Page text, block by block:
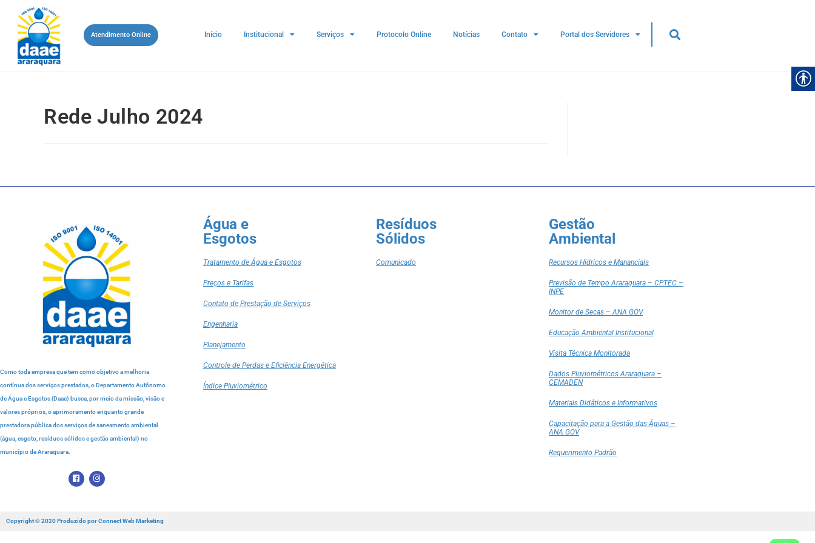
Atendimento Online Início Institucional Serviços Protocolo Online Notícias Contato Portal dos Servidores
Rede Julho 2024
Como toda empresa que tem como objetivo a melhoria
contínua dos serviços prestados, o Departamento Autônomo
de Água e Esgotos (Daae) busca, por meio da missão, visão e
valores próprios, o aprimoramento enquanto grande
prestadora pública dos serviços de saneamento ambiental
(água, esgoto, resíduos sólidos e gestão ambiental) no
município de Araraquara.
Água e
Esgotos
Tratamento de Água e Esgotos
Preços e Tarifas
Contato de Prestação de Serviços
Engenharia
Planejamento
Controle de Perdas e Eficiência Energética
Índice Pluviométrico
Resíduos
Sólidos
Comunicado
Gestão
Ambiental
Recursos Hídricos e Mananciais
Previsão de Tempo Araraquara – CPTEC –
INPE
Monitor de Secas – ANA GOV
Educação Ambiental Institucional
Visita Técnica Monitorada
Dados Pluviométricos Araraquara –
CEMADEN
Materiais Didáticos e Informativos
Capacitação para a Gestão das Águas –
ANA GOV
Requerimento Padrão
Copyright © 2020 Produzido porConnect Web Marketing